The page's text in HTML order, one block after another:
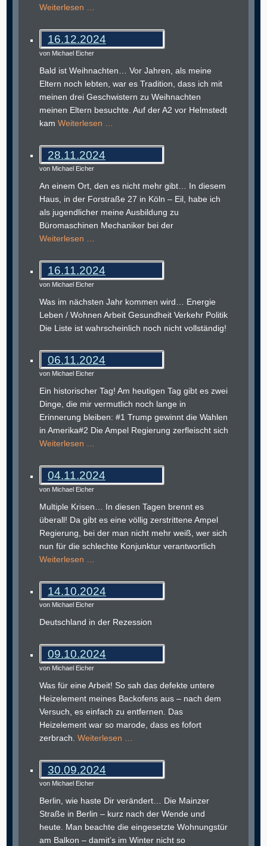
Weiterlesen …
16.12.2024
von Michael Eicher
Bald ist Weihnachten… Vor Jahren, als meine
Eltern noch lebten, war es Tradition, dass ich mit
meinen drei Geschwistern zu Weihnachten
meinen Eltern besuchte. Auf der A2 vor Helmstedt
kamWeiterlesen …
28.11.2024
von Michael Eicher
An einem Ort, den es nicht mehr gibt… In diesem
Haus, in der Forstraße 27 in Köln – Eil, habe ich
als jugendlicher meine Ausbildung zu
Büromaschinen Mechaniker bei der
Weiterlesen …
16.11.2024
von Michael Eicher
Was im nächsten Jahr kommen wird… Energie
Leben / Wohnen Arbeit Gesundheit Verkehr Politik
Die Liste ist wahrscheinlich noch nicht vollständig!
06.11.2024
von Michael Eicher
Ein historischer Tag! Am heutigen Tag gibt es zwei
Dinge, die mir vermutlich noch lange in
Erinnerung bleiben: #1 Trump gewinnt die Wahlen
in Amerika#2 Die Ampel Regierung zerfleischt sich
Weiterlesen …
04.11.2024
von Michael Eicher
Multiple Krisen… In diesen Tagen brennt es
überall! Da gibt es eine völlig zerstrittene Ampel
Regierung, bei der man nicht mehr weiß, wer sich
nun für die schlechte Konjunktur verantwortlich
Weiterlesen …
14.10.2024
von Michael Eicher
Deutschland in der Rezession
09.10.2024
von Michael Eicher
Was für eine Arbeit! So sah das defekte untere
Heizelement meines Backofens aus – nach dem
Versuch, es einfach zu entfernen. Das
Heizelement war so marode, dass es fofort
zerbrach.Weiterlesen …
30.09.2024
von Michael Eicher
Berlin, wie haste Dir verändert… Die Mainzer
Straße in Berlin – kurz nach der Wende und
heute. Man beachte die eingesetzte Wohnungstür
am Balkon – damit’s im Winter nicht so